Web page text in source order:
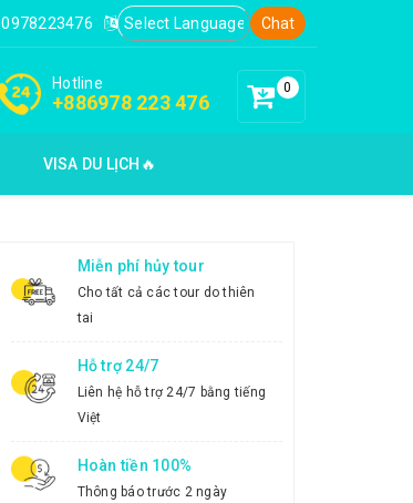
0978223476 Chat
0
Hotline
+886978 223 476
VISA DU LỊCH🔥
Miễn phí hủy tour
Cho tất cả các tour do thiên
tai
Hỗ trợ 24/7
Liên hệ hỗ trợ 24/7 bằng tiếng
Việt
Hoàn tiền 100%
Thông báo trước 2 ngày